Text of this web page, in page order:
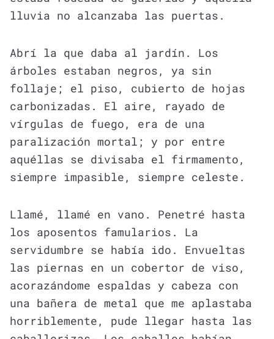
lluvia no alcanzaba las puertas.
Abrí la que daba al jardín. Los
árboles estaban negros, ya sin
follaje; el piso, cubierto de hojas
carbonizadas. El aire, rayado de
vírgulas de fuego, era de una
paralización mortal; y por entre
aquéllas se divisaba el firmamento,
siempre impasible, siempre celeste.
Llamé, llamé en vano. Penetré hasta
los aposentos famularios. La
servidumbre se había ido. Envueltas
las piernas en un cobertor de viso,
acorazándome espaldas y cabeza con
una bañera de metal que me aplastaba
horriblemente, pude llegar hasta las